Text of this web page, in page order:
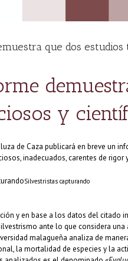
que dos
y
de Caza publicará en breve un
inadecuados, carentes de
Silvestristas capturando
y en base a los datos del citado
ante lo que considera
malagueña analiza de
la mortalidad de especies y la